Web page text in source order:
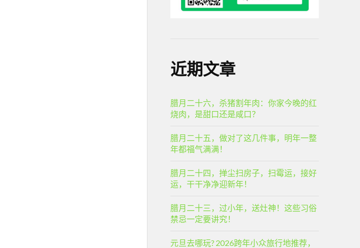
近期文章
腊月二十六，杀猪割年肉：你家今晚的红
烧肉，是甜口还是咸口？
腊月二十五，做对了这几件事，明年一整
年都福气满满！
腊月二十四，掸尘扫房子，扫霉运，接好
运，干干净净迎新年！
腊月二十三，过小年，送灶神！这些习俗
禁忌一定要讲究！
元旦去哪玩? 2026跨年小众旅行地推荐，